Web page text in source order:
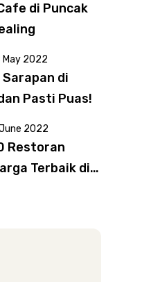
di Puncak
May 2022
di
Pasti Puas!
2022
Restoran
Terbaik di